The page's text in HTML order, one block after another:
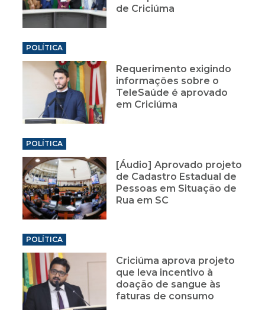
de Criciúma
POLÍTICA
Requerimento exigindo
informações sobre o
TeleSaúde é aprovado
em Criciúma
POLÍTICA
[Áudio] Aprovado projeto
de Cadastro Estadual de
Pessoas em Situação de
Rua em SC
POLÍTICA
Criciúma aprova projeto
que leva incentivo à
doação de sangue às
faturas de consumo